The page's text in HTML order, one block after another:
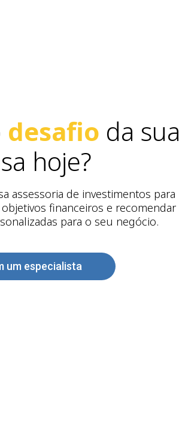
desafio da sua
hoje?
assessoria de investimentos para
financeiros e recomendar
para o seu negócio.
um especialista